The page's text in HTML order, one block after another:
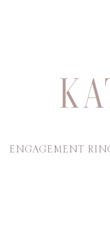
ENGAGEMENT